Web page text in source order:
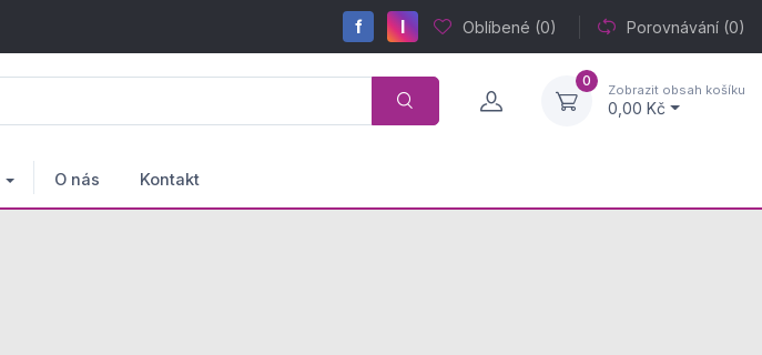
f I Oblíbené (0) Porovnávání (0)
0
Zobrazit obsah košíku
0,00 Kč
O nás Kontakt